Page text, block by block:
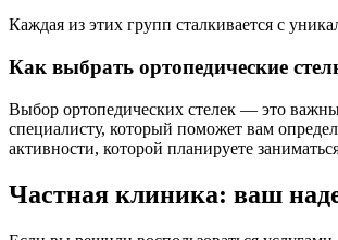
Каждая из этих групп сталкивается с
Как выбрать ортопедические
Выбор ортопедических стелек — это
специалисту, который поможет вам
активности, которой планируете
Частная клиника: ваш